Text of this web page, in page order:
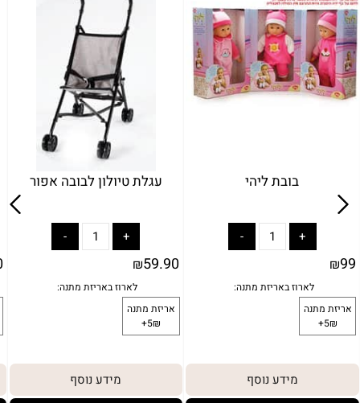
עגלת טיולון לבובה אפור
₪59.90
מידע נוסף
בובת ליהי
₪99
מידע נוסף